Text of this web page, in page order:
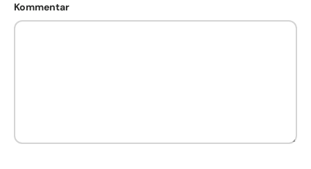
Kommentar